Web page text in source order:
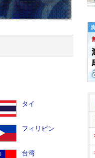
タイ
フィリピン
台湾